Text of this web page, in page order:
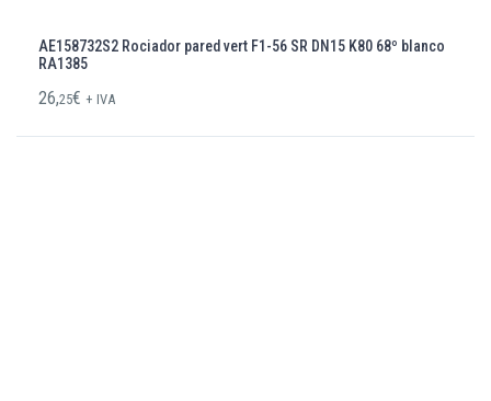
AE158732S2 Rociador pared vert F1-56 SR DN15 K80 68º blanco
RA1385
26,25€ + IVA